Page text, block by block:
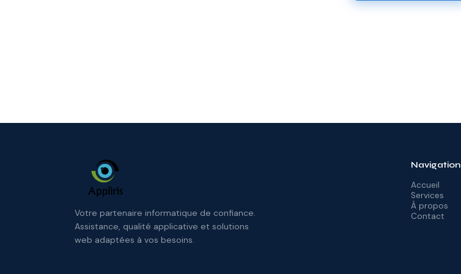
Votre partenaire informatique de confiance.
Assistance, qualité applicative et solutions
web adaptées à vos besoins.
Navigation
Accueil
Services
À propos
Contact